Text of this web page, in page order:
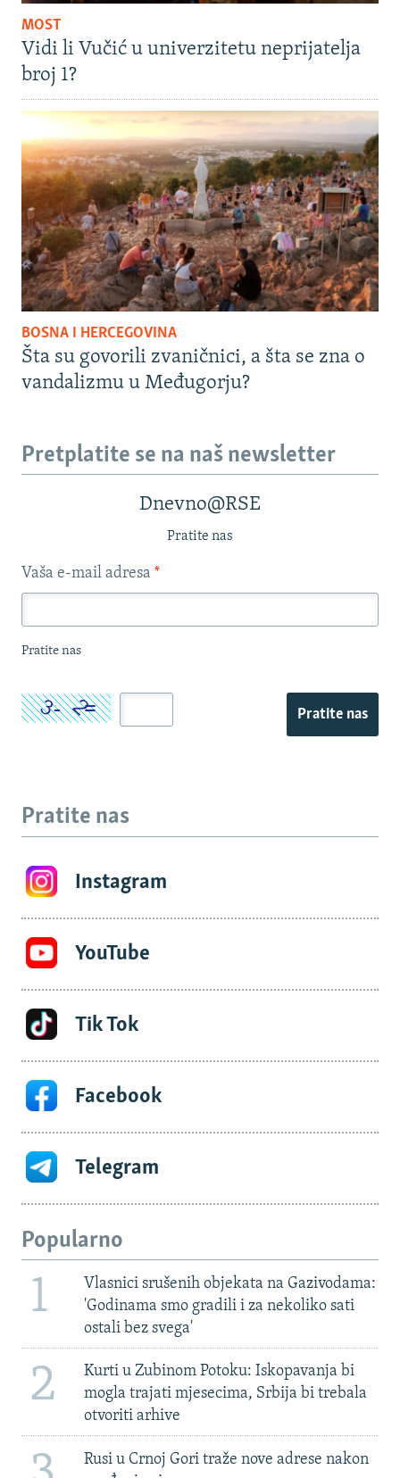
MOST
Vidi li Vučić u univerzitetu neprijatelja
broj 1?
BOSNA I HERCEGOVINA
Šta su govorili zvaničnici, a šta se zna o
vandalizmu u Međugorju?
Pretplatite se na naš newsletter
Dnevno@RSE
Pratite nas
Vaša e-mail adresa *
Pratite nas
Pratite nas
Pratite nas
Instagram
YouTube
Tik Tok
Facebook
Telegram
Popularno
1
Vlasnici srušenih objekata na Gazivodama:
'Godinama smo gradili i za nekoliko sati
ostali bez svega'
2
Kurti u Zubinom Potoku: Iskopavanja bi
mogla trajati mjesecima, Srbija bi trebala
otvoriti arhive
Rusi u Crnoj Gori traže nove adrese nakon